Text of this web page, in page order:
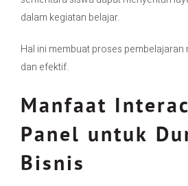
dalam kegiatan belajar.
Hal ini membuat proses
dan efektif.
Manfaat
Panel untuk
Bisnis